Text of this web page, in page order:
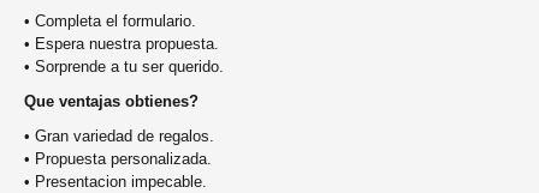
• Completa el formulario.
• Espera nuestra propuesta.
• Sorprende a tu ser querido.
Que ventajas obtienes?
• Gran variedad de regalos.
• Propuesta personalizada.
• Presentacion impecable.